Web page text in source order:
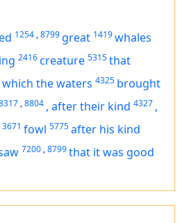
1254 ,8799 great 1419whales
2416creature 5315that
which the waters 4325 brought
,8804 , after their kind 4327 ,
3671 fowl 5775after his kind
7200 ,8799that it was good